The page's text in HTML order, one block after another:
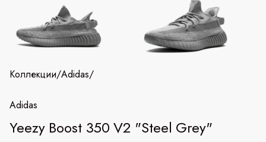
Коллекции/Adidas/
Adidas
Yeezy Boost 350 V2 "Steel Grey"